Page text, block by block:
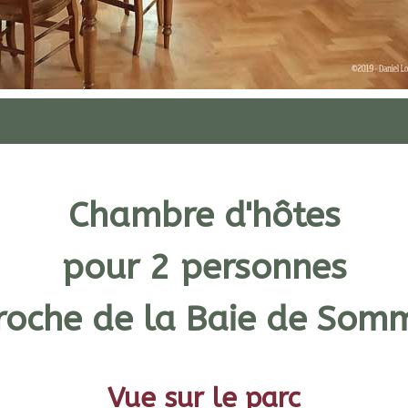
Chambre d'hôtes
pour 2 personnes
de la Baie de
Vue sur le parc